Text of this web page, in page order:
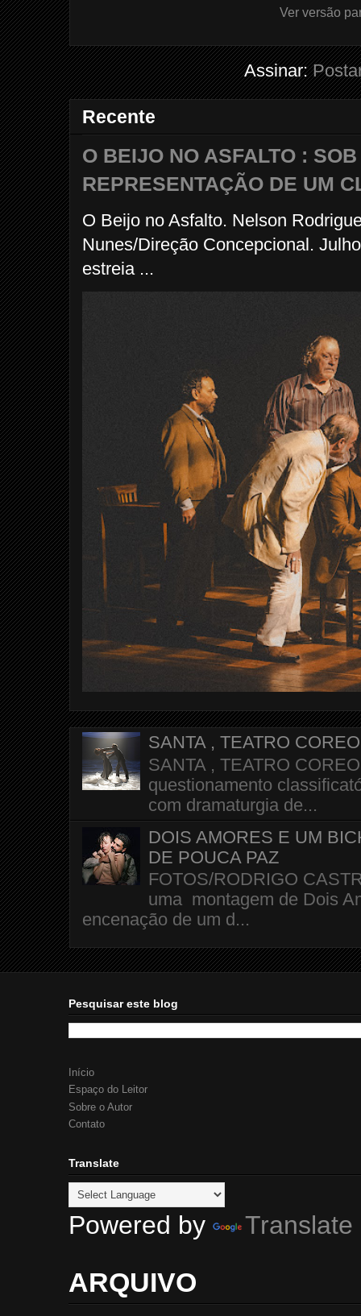
Ver versão
Assinar:
Recente
O BEIJO NO ASFALTO :
REPRESENTAÇÃO DE UM
O Beijo no Asfalto. Nelson
Nunes/Direção Concepcional.
estreia ...
SANTA , TEATRO
SANTA , TEATRO
questionamento
com dramaturgia de...
DOIS AMORES E UM
DE POUCA PAZ
FOTOS/RODRIGO
uma montagem de Dois
encenação de um d...
Pesquisar este blog
Início
Espaço do Leitor
Sobre o Autor
Contato
Translate
Powered by Translate
ARQUIVO